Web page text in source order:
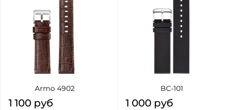
Armo 4902
1 100 руб
BC-101
1 000 руб